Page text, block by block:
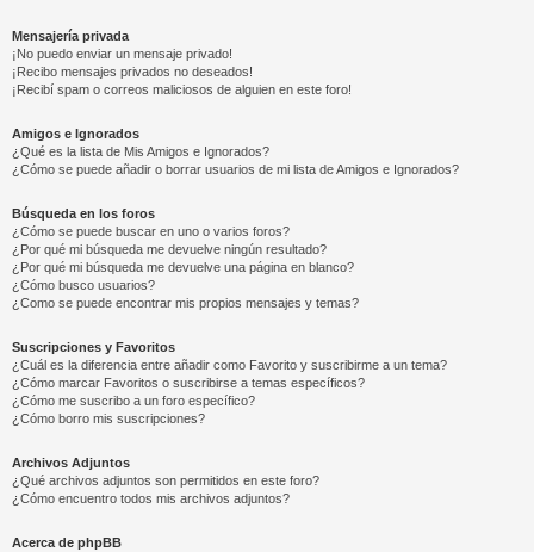
Mensajería privada
¡No puedo enviar un mensaje privado!
¡Recibo mensajes privados no deseados!
¡Recibí spam o correos maliciosos de alguien en este foro!
Amigos e Ignorados
¿Qué es la lista de Mis Amigos e Ignorados?
¿Cómo se puede añadir o borrar usuarios de mi lista de Amigos e Ignorados?
Búsqueda en los foros
¿Cómo se puede buscar en uno o varios foros?
¿Por qué mi búsqueda me devuelve ningún resultado?
¿Por qué mi búsqueda me devuelve una página en blanco?
¿Cómo busco usuarios?
¿Como se puede encontrar mis propios mensajes y temas?
Suscripciones y Favoritos
¿Cuál es la diferencia entre añadir como Favorito y suscribirme a un tema?
¿Cómo marcar Favoritos o suscribirse a temas específicos?
¿Cómo me suscribo a un foro específico?
¿Cómo borro mis suscripciones?
Archivos Adjuntos
¿Qué archivos adjuntos son permitidos en este foro?
¿Cómo encuentro todos mis archivos adjuntos?
Acerca de phpBB